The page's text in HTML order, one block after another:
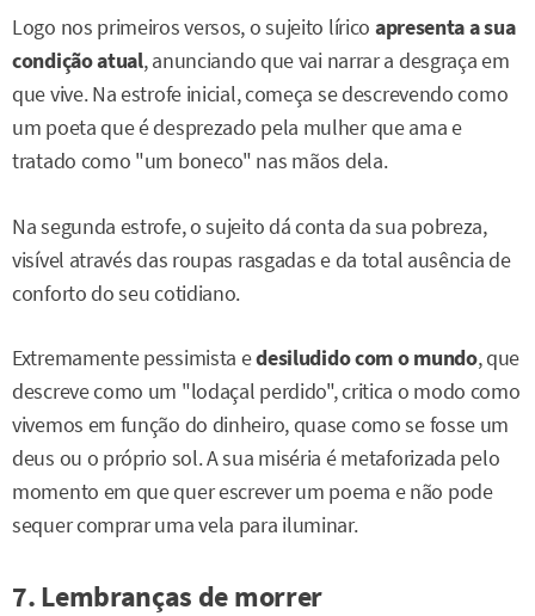
Logo nos primeiros versos, o sujeito lírico apresenta a sua
condição atual, anunciando que vai narrar a desgraça em
que vive. Na estrofe inicial, começa se descrevendo como
um poeta que é desprezado pela mulher que ama e
tratado como "um boneco" nas mãos dela.
Na segunda estrofe, o sujeito dá conta da sua pobreza,
visível através das roupas rasgadas e da total ausência de
conforto do seu cotidiano.
Extremamente pessimista edesiludido com o mundo, que
descreve como um "lodaçal perdido", critica o modo como
vivemos em função do dinheiro, quase como se fosse um
deus ou o próprio sol. A sua miséria é metaforizada pelo
momento em que quer escrever um poema e não pode
sequer comprar uma vela para iluminar.
7. Lembranças de morrer